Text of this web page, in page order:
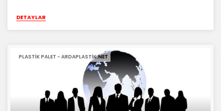
DETAYLAR
PLASTIK PALET - ARDAPLASTIK.NET